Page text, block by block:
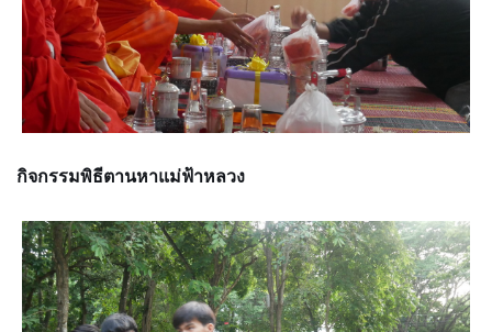
กิจกรรมพิธีตานหาแม่ฟ้าหลวง